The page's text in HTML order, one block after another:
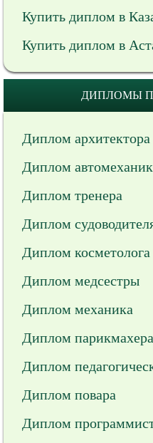
Купить диплом в
Купить диплом в
ДИПЛОМЫ
Диплом архитектора
Диплом
Диплом тренера
Диплом
Диплом косметолога
Диплом медсестры
Диплом механика
Диплом парикмахера
Диплом
Диплом повара
Диплом